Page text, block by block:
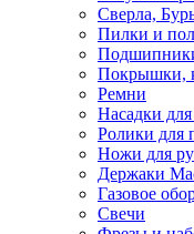
Сверла,
Пилки и
Покрышки,
Ремни
Насадки
Ролики для
Ножи для
Держаки
Газовое
Свечи